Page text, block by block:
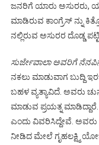
ಜನರಿಗೆ ಯಾರು ಅಸುರರು,
ಮಾಡಿರುವ ಕಾಂಗ್ರೆಸ್ ನ್ನು
ನಲ್ಲಿರುವ ಅಸುರರ ದೊಡ್ಡ
ಸುರ್ಜೇವಾಲಾ ಅವರಿಗೆ
ನಕಲು ಮಾಡುವಾಗ ಬುದ್ದಿ
ಬಹಳ ವ್ಯತ್ಯಾವಿದೆ. ಅವರು
ಮಾಡುವ ಪ್ರಯತ್ನ
ಎಂದು ವಿವರಿಸಿದ್ದೇವೆ. ಅವರು
ನೀಡಿದ ಮೇಲೆ ಗೃಹಲಕ್ಷ್ಮಿ